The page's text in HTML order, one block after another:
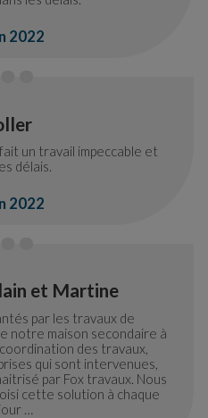
2022
un travail impeccable et
délais.
2022
et Martine
par les travaux de
notre maison secondaire à
des travaux,
qui sont intervenues,
par Fox travaux. Nous
cette solution à chaque
…